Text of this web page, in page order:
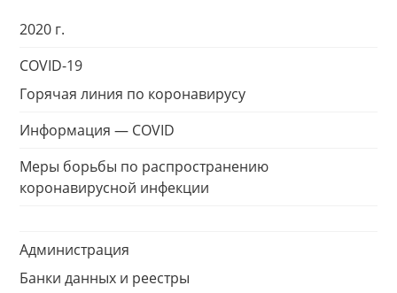
2020 г.
COVID-19
Горячая линия по коронавирусу
Информация — COVID
Меры борьбы по распространению
коронавирусной инфекции
Администрация
Банки данных и реестры